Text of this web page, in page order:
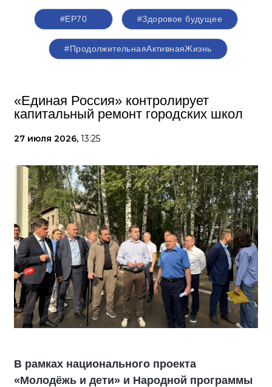
#ЕР70 #Здоровое будущее
#ПродолжительнаяАктивнаяЖизнь
«Единая Россия» контролирует
капитальный ремонт городских школ
27 июля 2026, 13:25
В рамках национального проекта
«Молодёжь и дети» и Народной программы